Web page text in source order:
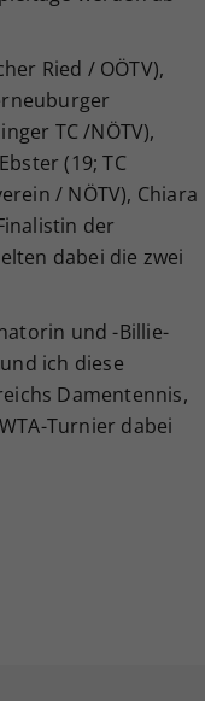
Ried / OÖTV),
TC /NÖTV),
(19; TC
/ NÖTV), Chiara
der
dabei die zwei
und -Billie-
ich diese
Damentennis,
Turnier dabei